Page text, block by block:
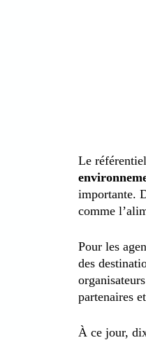
Le
importante.
comme
Pour les
des
partenaires
À ce jour,